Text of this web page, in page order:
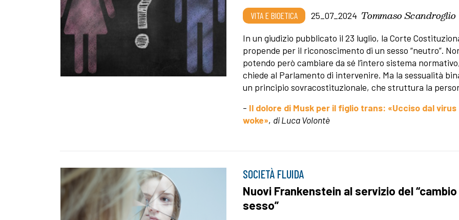
VITA E BIOETICA 25_07_2024 Tommaso Scandroglio
In un giudizio pubblicato il 23 luglio, la Corte
propende per il riconoscimento di un sesso “neutro”.
potendo però cambiare da sé l’intero sistema
chiede al Parlamento di intervenire. Ma la sessualità
un principio sovracostituzionale, che struttura la
- Il dolore di Musk per il figlio trans: «Ucciso dal virus
woke», di Luca Volontè
SOCIETÀ FLUIDA
Nuovi Frankenstein al servizio del
sesso”